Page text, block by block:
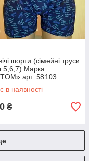
шорти (сімейні труси
5,6,7) Марка
арт.:58103
в наявності
₴